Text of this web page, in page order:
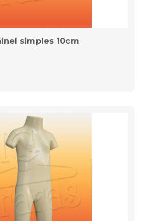
simples 10cm